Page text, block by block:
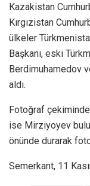
Kazakistan
Kırgızistan
ülkeler
Başkanı, eski
Berdimuhamedov
aldı.
Fotoğraf çekiminde
ise Mirziyoyev
önünde durarak
Semerkant, 11